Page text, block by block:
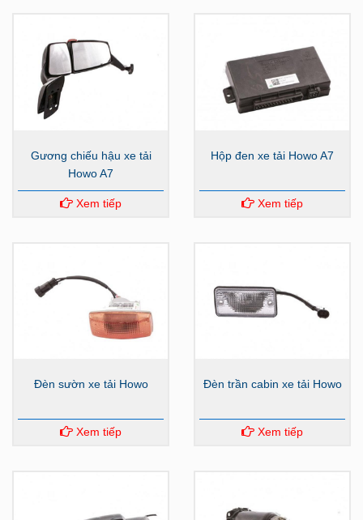
Gương chiếu hậu xe tải
Howo A7
Xem tiếp
Hộp đen xe tải Howo A7
Xem tiếp
Đèn sườn xe tải Howo
Xem tiếp
Đèn trần cabin xe tải Howo
Xem tiếp